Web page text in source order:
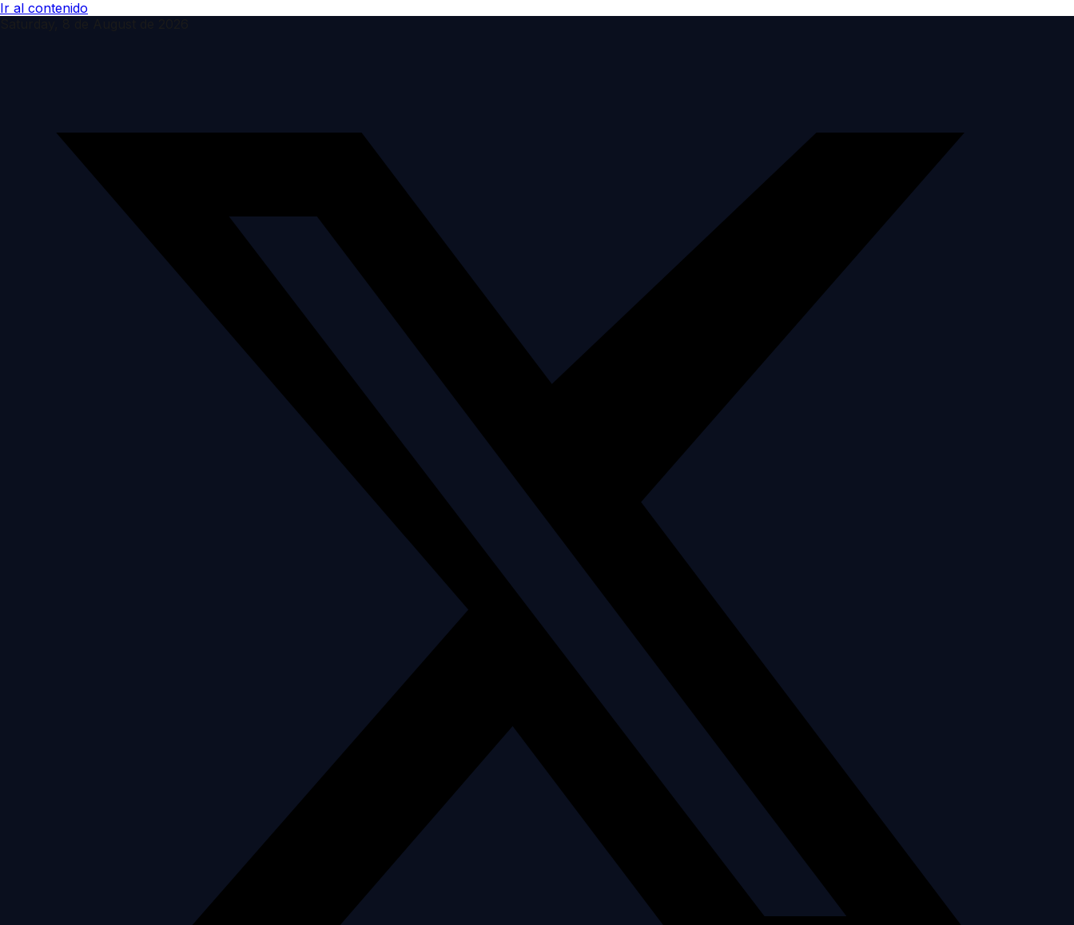
Ir al contenido